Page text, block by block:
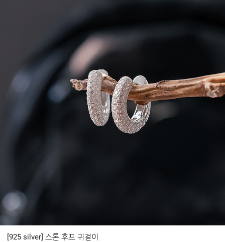
[925 silver] 스톤 후프 귀걸이